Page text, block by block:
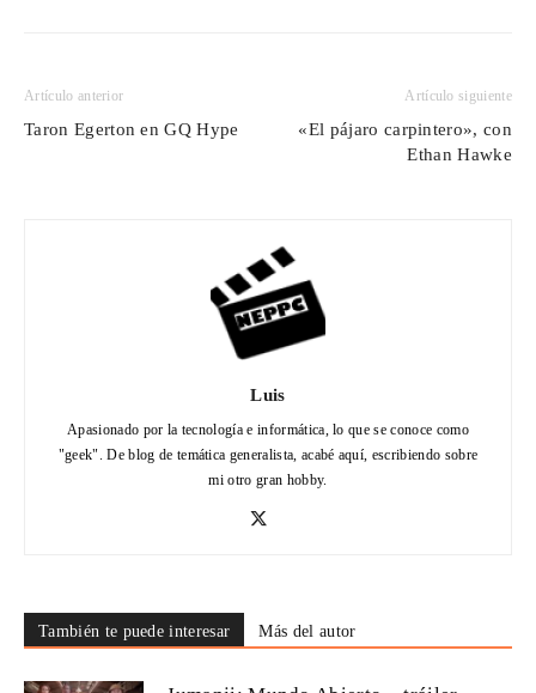
Artículo anterior
Taron Egerton en GQ Hype
Artículo siguiente
«El pájaro carpintero», con
Ethan Hawke
Luis
Apasionado por la tecnología e informática, lo que se conoce como
"geek". De blog de temática generalista, acabé aquí, escribiendo sobre
mi otro gran hobby.
También te puede interesar Más del autor